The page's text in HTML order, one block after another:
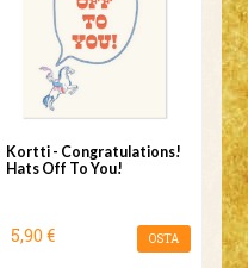
Kortti - Congratulations!
Hats Off To You!
5,90 € OSTA